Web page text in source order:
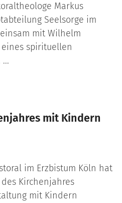
Markus
Seelsorge im
mit Wilhelm
spirituellen
mit Kindern
im Erzbistum Köln hat
Kirchenjahres
mit Kindern